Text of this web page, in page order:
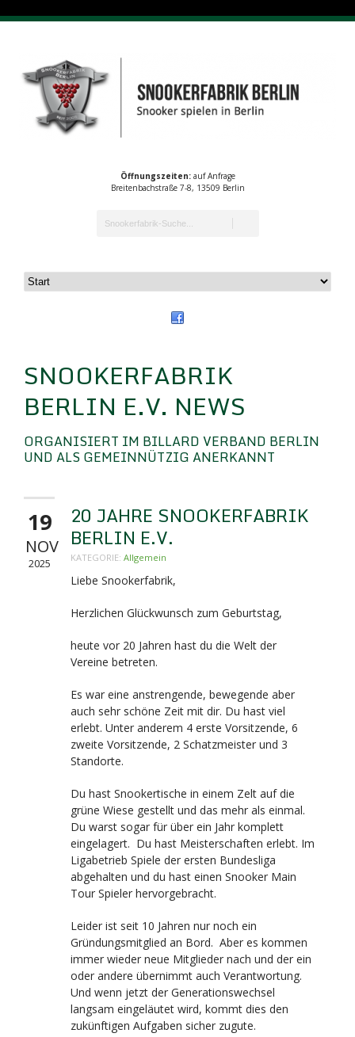
Öffnungszeiten:auf Anfrage
Breitenbachstraße 7-8, 13509 Berlin
SNOOKERFABRIK
BERLIN E.V. NEWS
ORGANISIERT IM BILLARD VERBAND BERLIN
UND ALS GEMEINNÜTZIG ANERKANNT
19
NOV
2025
20 JAHRE SNOOKERFABRIK
BERLIN E.V.
KATEGORIE: Allgemein
Liebe Snookerfabrik,
Herzlichen Glückwunsch zum Geburtstag,
heute vor 20 Jahren hast du die Welt der
Vereine betreten.
Es war eine anstrengende, bewegende aber
auch sehr schöne Zeit mit dir. Du hast viel
erlebt. Unter anderem 4 erste Vorsitzende, 6
zweite Vorsitzende, 2 Schatzmeister und 3
Standorte.
Du hast Snookertische in einem Zelt auf die
grüne Wiese gestellt und das mehr als einmal.
Du warst sogar für über ein Jahr komplett
eingelagert. Du hast Meisterschaften erlebt. Im
Ligabetrieb Spiele der ersten Bundesliga
abgehalten und du hast einen Snooker Main
Tour Spieler hervorgebracht.
Leider ist seit 10 Jahren nur noch ein
Gründungsmitglied an Bord. Aber es kommen
immer wieder neue Mitglieder nach und der ein
oder andere übernimmt auch Verantwortung.
Und wenn jetzt der Generationswechsel
langsam eingeläutet wird, kommt dies den
zukünftigen Aufgaben sicher zugute.